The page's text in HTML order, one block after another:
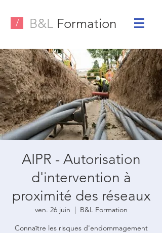
/ B&L Formation
AIPR - Autorisation
d'intervention à
proximité des réseaux
ven. 26 juin
  |
B&L Formation
Connaître les risques d'endommagement